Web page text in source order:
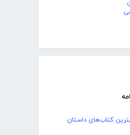
کتاب‌های داستان